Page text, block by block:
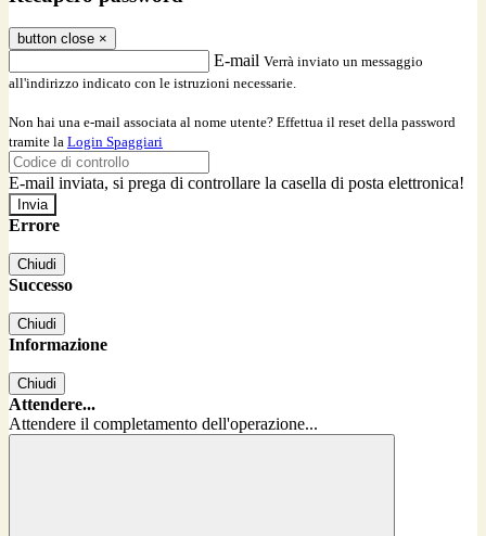
button close ×
E-mail Verrà inviato un messaggio
all'indirizzo indicato con le istruzioni necessarie.
Non hai una e-mail associata al nome utente? Effettua il reset della password
tramite la Login Spaggiari
E-mail inviata, si prega di controllare la casella di posta elettronica!
Errore
Chiudi
Successo
Chiudi
Informazione
Chiudi
Attendere...
Attendere il completamento dell'operazione...